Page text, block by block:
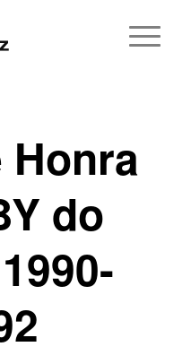
do